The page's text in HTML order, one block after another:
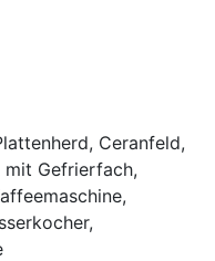
Ceranfeld,
mit Gefrierfach,